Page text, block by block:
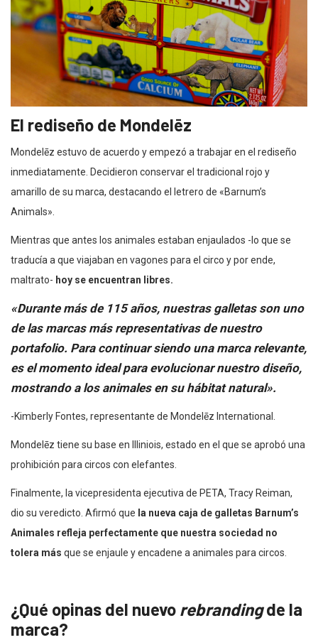
El rediseño de Mondelēz
Mondelēz estuvo de acuerdo y empezó a trabajar en el rediseño
inmediatamente. Decidieron conservar el tradicional rojo y
amarillo de su marca, destacando el letrero de «Barnum’s
Animals».
Mientras que antes los animales estaban enjaulados -lo que se
traducía a que viajaban en vagones para el circo y por ende,
maltrato- hoy se encuentran libres.
«Durante más de 115 años, nuestras galletas son uno
de las marcas más representativas de nuestro
portafolio. Para continuar siendo una marca relevante,
es el momento ideal para evolucionar nuestro diseño,
mostrando a los animales en su hábitat natural».
-Kimberly Fontes, representante de Mondelēz International.
Mondelēz tiene su base en Illiniois, estado en el que se aprobó una
prohibición para circos con elefantes.
Finalmente, la vicepresidenta ejecutiva de PETA, Tracy Reiman,
dio su veredicto. Afirmó que la nueva caja de galletas Barnum’s
Animales refleja perfectamente que nuestra sociedad no
tolera más que se enjaule y encadene a animales para circos.
¿Qué opinas del nuevo rebrandingde la
marca?